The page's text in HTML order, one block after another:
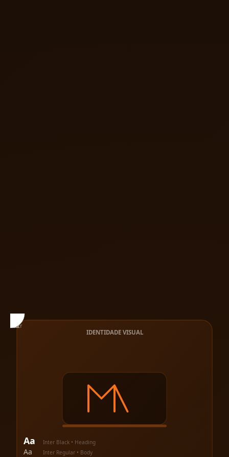
IDENTIDADE VISUAL
PRIMARY
NEUTRAL
DARK
LIGHT
Aa Inter Black • Heading
Aa Inter Regular • Body